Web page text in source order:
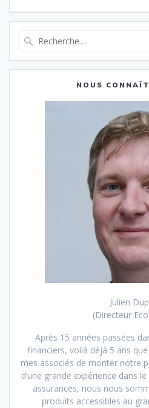
:
NOUS
Julien
(Directeur
Après 15 années passées
financiers, voilà déjà 5 ans
mes associés de monter notre
d’une grande expérience dans
assurances, nous nous
produits accessibles au